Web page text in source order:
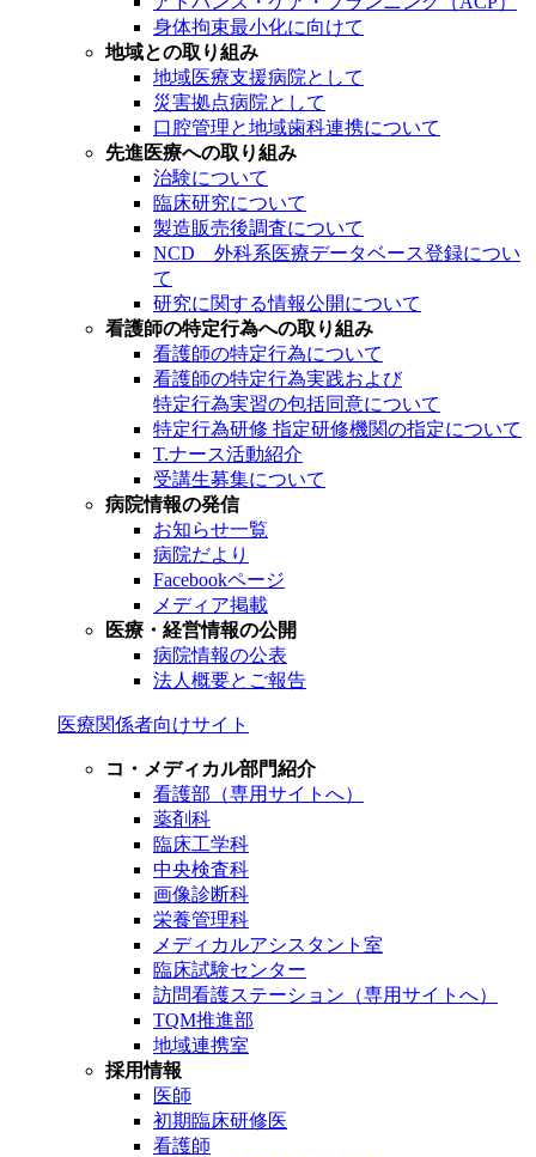
身体拘束最小化に向けて
地域との取り組み
地域医療支援病院として
災害拠点病院として
口腔管理と地域歯科連携について
先進医療への取り組み
治験について
臨床研究について
製造販売後調査について
NCD 外科系医療データベース登録につい
て
研究に関する情報公開について
看護師の特定行為への取り組み
看護師の特定行為について
看護師の特定行為実践および
特定行為実習の包括同意について
特定行為研修 指定研修機関の指定について
T.ナース活動紹介
受講生募集について
病院情報の発信
お知らせ一覧
病院だより
Facebookページ
メディア掲載
医療・経営情報の公開
病院情報の公表
法人概要とご報告
医療関係者向けサイト
コ・メディカル部門紹介
看護部（専用サイトへ）
薬剤科
臨床工学科
中央検査科
画像診断科
栄養管理科
メディカルアシスタント室
臨床試験センター
訪問看護ステーション（専用サイトへ）
TQM推進部
地域連携室
採用情報
医師
初期臨床研修医
看護師